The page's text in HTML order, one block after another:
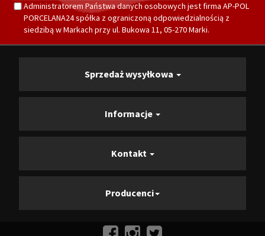
Administratorem Państwa danych osobowych jest firma AP-POL
PORCELANA24 spółka z ograniczoną odpowiedzialnością z
siedzibą w Markach przy ul. Bukowa 11, 05-270 Marki.
Sprzedaż wysyłkowa
Informacje
Kontakt
Producenci